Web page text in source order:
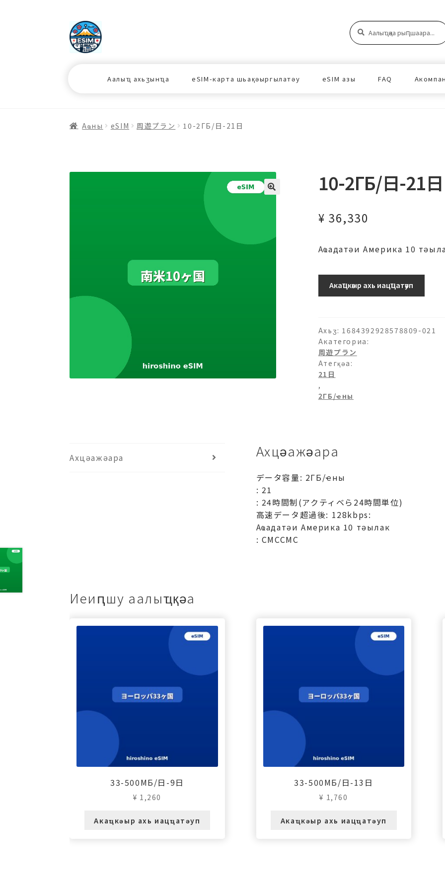
ナ
ビ
ゲ
ス
コ
ン
テ
プ
Аԥшаара:
Аԥшаара
Аалыҵ ахьӡынҵа eSIM-карта шьақәыргылатәу eSIM азы FAQ
Аҩны еSIM 周遊プラン 10-2ГБ/日-21日
10-2ГБ/日-21日
¥ 36,330
Аҩадатәи Америка 10
ахыԥхьаӡара
Акаҵкәыр ахь иацҵатәуп
Ахьӡ: 1684392928578809-021
Акатегориа:
周遊プラン
Атегқәа:
21日
,
2ГБ/ҽны
Ахцәажәара Ахцәажәара
データ容量: 2ГБ/ҽны
: 21
: 24時間制(アクティベら24時間単位)
高速データ超過後: 128kbps:
Аҩадатәи Америка 10 тәылак
: СМССМС
Иеиԥшу аалыҵқәа
33-500МБ/日-9日
¥ 1,260
Акаҵкәыр ахь иацҵатәуп
33-500МБ/日-13日
¥ 1,760
Акаҵкәыр ахь иацҵатәуп